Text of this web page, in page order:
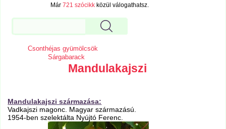
Már721 szócikk közül válogathatsz.
Csonthéjas gyümölcsök
Sárgabarack
Mandulakajszi
Mandulakajszi származása:
Vadkajszi magonc. Magyar származású.
1954-ben szelektálta Nyújtó Ferenc.